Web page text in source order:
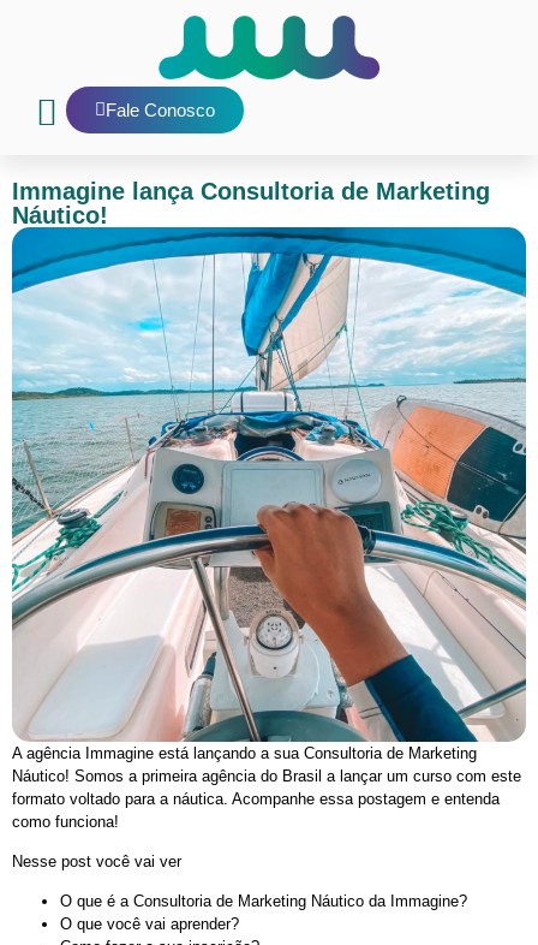
Fale Conosco
Immagine lança Consultoria de Marketing
Náutico!
A agência Immagine está lançando a sua Consultoria de Marketing
Náutico! Somos a primeira agência do Brasil a lançar um curso com este
formato voltado para a náutica. Acompanhe essa postagem e entenda
como funciona!
Nesse post você vai ver
O que é a Consultoria de Marketing Náutico da Immagine?
O que você vai aprender?